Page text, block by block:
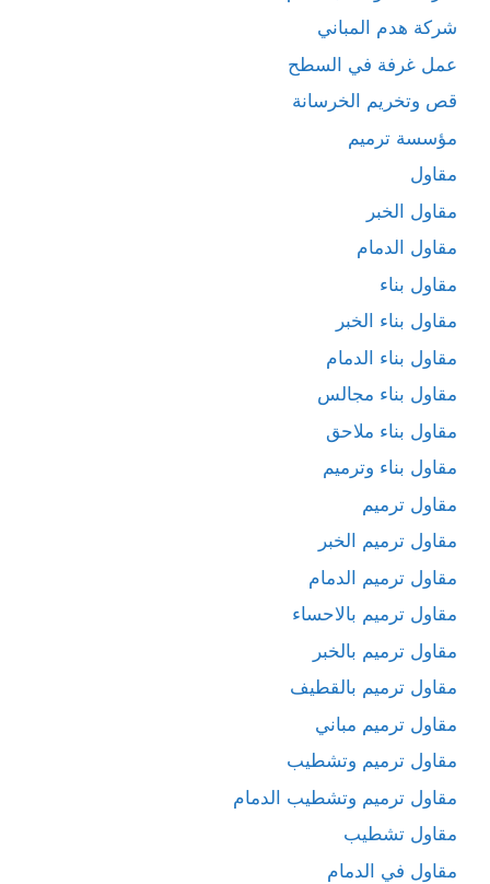
شركة هدم المباني
عمل غرفة في السطح
قص وتخريم الخرسانة
مؤسسة ترميم
مقاول
مقاول الخبر
مقاول الدمام
مقاول بناء
مقاول بناء الخبر
مقاول بناء الدمام
مقاول بناء مجالس
مقاول بناء ملاحق
مقاول بناء وترميم
مقاول ترميم
مقاول ترميم الخبر
مقاول ترميم الدمام
مقاول ترميم بالاحساء
مقاول ترميم بالخبر
مقاول ترميم بالقطيف
مقاول ترميم مباني
مقاول ترميم وتشطيب
مقاول ترميم وتشطيب الدمام
مقاول تشطيب
مقاول في الدمام